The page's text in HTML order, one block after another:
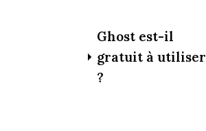
Ghost est-il
gratuit à utiliser
?